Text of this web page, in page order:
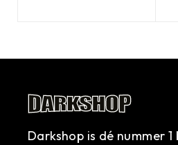
Darkshop is dé nummer